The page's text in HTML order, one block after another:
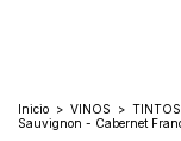
Inicio > VINOS > TINTOS
Sauvignon - Cabernet